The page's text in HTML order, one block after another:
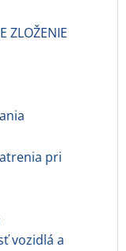
ZLOŽENIE
pri
vozidlá a